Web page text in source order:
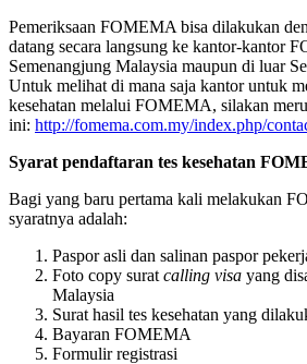
Pemeriksaan FOMEMA bisa dilakukan
datang secara langsung ke kantor-kantor
Semenangjung Malaysia maupun di luar
Untuk melihat di mana saja kantor untuk
kesehatan melalui FOMEMA, silakan
ini: http://fomema.com.my/index.php/
Syarat pendaftaran tes kesehatan
Bagi yang baru pertama kali melakukan
syaratnya adalah:
Paspor asli dan salinan paspor
Foto copy surat calling visa yang
Malaysia
Surat hasil tes kesehatan yang
Bayaran FOMEMA
Formulir registrasi